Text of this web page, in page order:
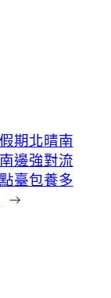
期北晴南
邊強對流
臺包養多
→